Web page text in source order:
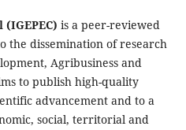
(IGEPEC) is a peer-reviewed
the dissemination of research
Agribusiness and
to publish high-quality
advancement and to a
social, territorial and